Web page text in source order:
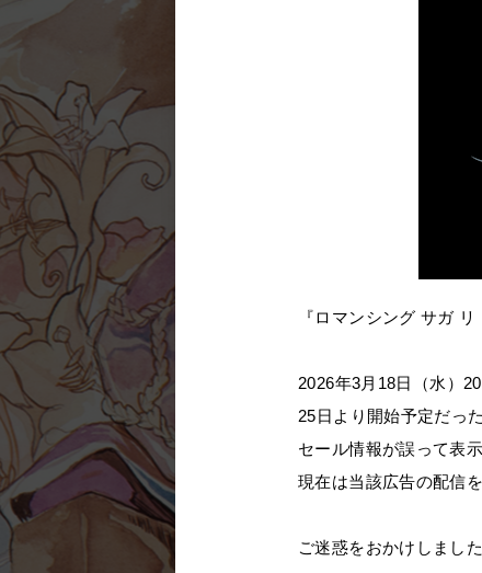
『ロマンシング サガ
2026年3月18日（水）
25日より開始予定だっ
セール情報が誤って表
現在は当該広告の配信
ご迷惑をおかけしまし